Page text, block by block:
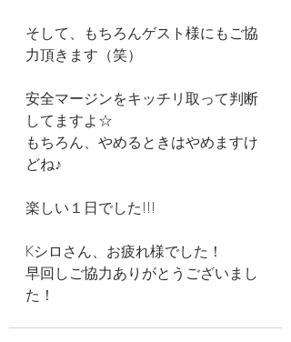
そして、もちろんゲスト様にもご協
力頂きます（笑）
安全マージンをキッチリ取って判断
してますよ☆
もちろん、やめるときはやめますけ
どね♪
楽しい１日でした!!!
Kシロさん、お疲れ様でした！
早回しご協力ありがとうございまし
た！